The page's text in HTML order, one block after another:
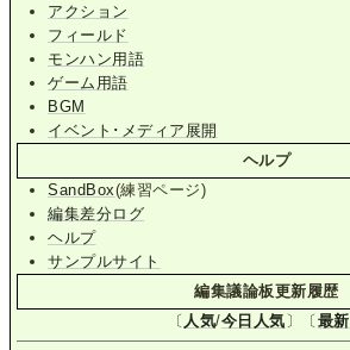
アクション
フィールド
モンハン用語
ゲーム用語
BGM
イベント･メディア展開
ヘルプ
SandBox(練習ページ)
編集差分ログ
ヘルプ
サンプルサイト
編集議論板更新履歴
〔 人気/今日人気 〕〔 最新